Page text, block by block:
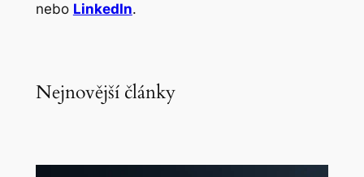
nebo LinkedIn.
Nejnovější články